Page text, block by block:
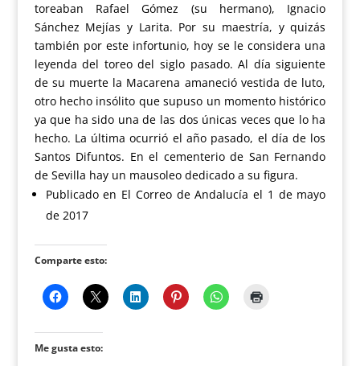
toreaban Rafael Gómez (su hermano), Ignacio
Sánchez Mejías y Larita. Por su maestría, y quizás
también por este infortunio, hoy se le considera una
leyenda del toreo del siglo pasado. Al día siguiente
de su muerte la Macarena amaneció vestida de luto,
otro hecho insólito que supuso un momento histórico
ya que ha sido una de las dos únicas veces que lo ha
hecho. La última ocurrió el año pasado, el día de los
Santos Difuntos. En el cementerio de San Fernando
de Sevilla hay un mausoleo dedicado a su figura.
Publicado en El Correo de Andalucía el 1 de mayo
de 2017
Comparte esto:
Me gusta esto: